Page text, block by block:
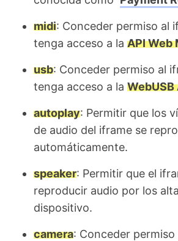
midi: Conceder permiso al
tenga acceso a la API Web
usb: Conceder permiso al
tenga acceso a la WebUSB
autoplay: Permitir que los
de audio del iframe se
automáticamente.
speaker: Permitir que el
reproducir audio por los
dispositivo.
camera: Conceder